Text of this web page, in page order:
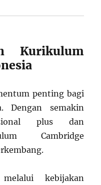
Kurikulum
penting bagi
Dengan semakin
plus dan
Cambridge
kebijakan